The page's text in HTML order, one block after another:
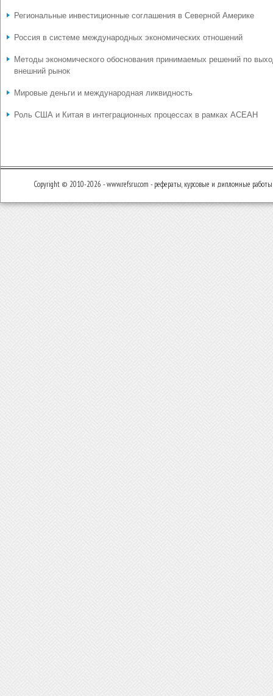
Региональные инвестиционные соглашения в Северной Америке
Россия в системе международных экономических отношений
Методы экономического обоснования принимаемых решений по
внешний рынок
Мировые деньги и международная ликвидность
Роль США и Китая в интеграционных процессах в рамках АСЕАН
Copyright © 2010-2026 - www.refsru.com - рефераты, курсовые и дипломные работы